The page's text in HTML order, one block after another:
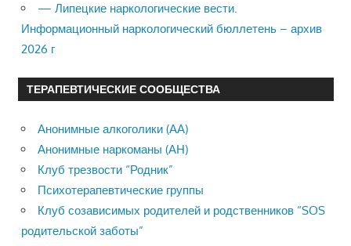
— Липецкие наркологические вести.
Информационный наркологический бюллетень – архив
2026 г
ТЕРАПЕВТИЧЕСКИЕ СООБЩЕСТВА
Анонимные алкоголики (АА)
Анонимные наркоманы (АН)
Клуб трезвости “Родник”
Психотерапевтические группы
Клуб созависимых родителей и родственников “SOS
родительской заботы”